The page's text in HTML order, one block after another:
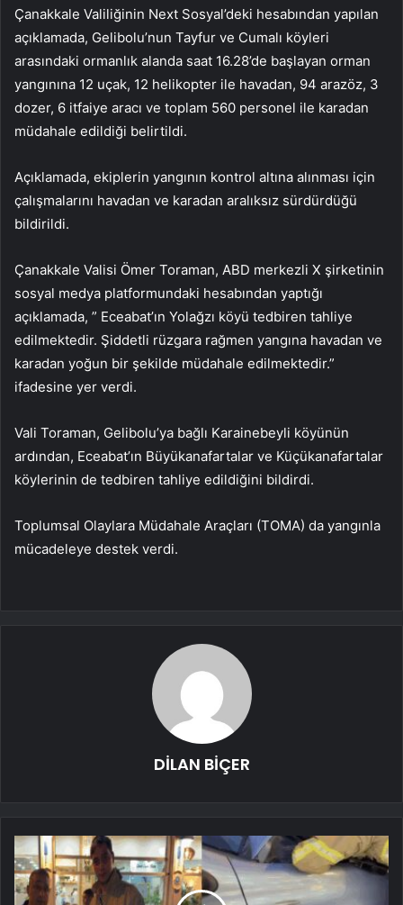
Çanakkale Valiliğinin Next Sosyal’deki hesabından yapılan
açıklamada, Gelibolu’nun Tayfur ve Cumalı köyleri
arasındaki ormanlık alanda saat 16.28’de başlayan orman
yangınına 12 uçak, 12 helikopter ile havadan, 94 arazöz, 3
dozer, 6 itfaiye aracı ve toplam 560 personel ile karadan
müdahale edildiği belirtildi.
Açıklamada, ekiplerin yangının kontrol altına alınması için
çalışmalarını havadan ve karadan aralıksız sürdürdüğü
bildirildi.
Çanakkale Valisi Ömer Toraman, ABD merkezli X şirketinin
sosyal medya platformundaki hesabından yaptığı
açıklamada, ” Eceabat’ın Yolağzı köyü tedbiren tahliye
edilmektedir. Şiddetli rüzgara rağmen yangına havadan ve
karadan yoğun bir şekilde müdahale edilmektedir.”
ifadesine yer verdi.
Vali Toraman, Gelibolu’ya bağlı Karainebeyli köyünün
ardından, Eceabat’ın Büyükanafartalar ve Küçükanafartalar
köylerinin de tedbiren tahliye edildiğini bildirdi.
Toplumsal Olaylara Müdahale Araçları (TOMA) da yangınla
mücadeleye destek verdi.
DİLAN BİÇER